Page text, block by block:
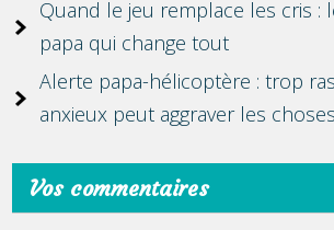
Quand le jeu remplace les cris :
papa qui change tout
Alerte papa-hélicoptère : trop
anxieux peut aggraver les choses
Vos commentaires